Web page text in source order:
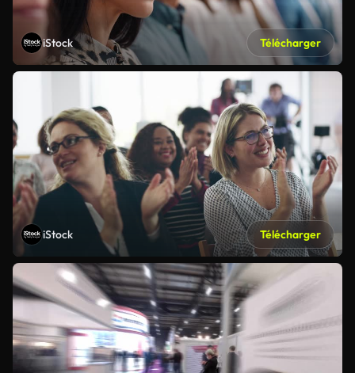
iStock Télécharger
iStock Télécharger